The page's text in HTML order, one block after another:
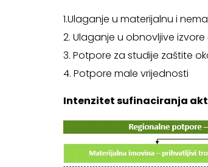
1.Ulaganje u materijalnu i
2. Ulaganje u obnovljive izvore
3. Potpore za studije zaštite
4. Potpore male vrijednosti
Intenzitet sufinaciranja